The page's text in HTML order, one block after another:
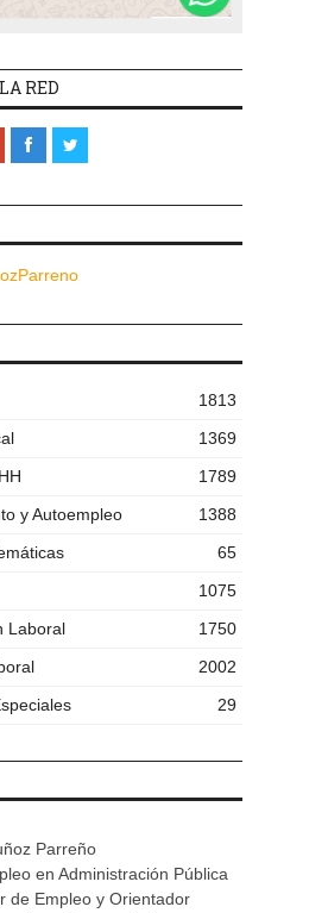
RED
1813
1369
1789
y Autoempleo
1388
65
1075
Laboral
1750
2002
29
Parreño
en Administración Pública
de Empleo y Orientador